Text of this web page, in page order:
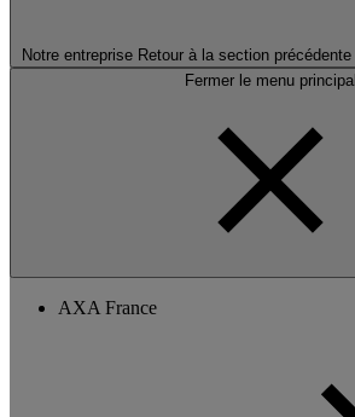
Notre entreprise Retour à la section précédente
Fermer le menu principal
AXA France